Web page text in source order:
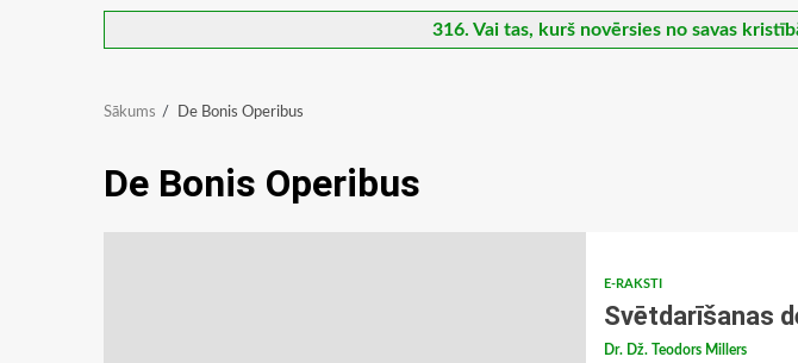
316. Vai tas, kurš novērsies no savas
Sākums De Bonis Operibus
De Bonis Operibus
E-RAKSTI
Svētdarīšanas
Dr. Dž. Teodors Millers